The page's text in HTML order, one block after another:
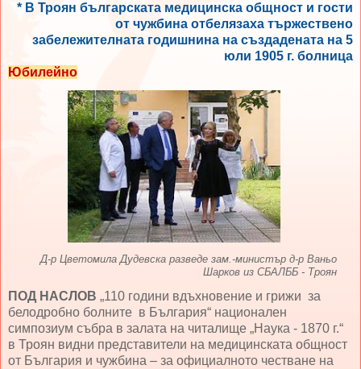
* В Троян българската медицинска общност и гости
от чужбина отбелязаха тържествено
забележителната годишнина на създадената на 5
юли 1905 г. болница
Юбилейно
Д-р Цветомила Дудевска разведе зам.-министър д-р Ваньо
Шарков из СБАЛББ - Троян
ПОД НАСЛОВ „110 години вдъхновение и грижи за
белодробно болните в България“ национален
симпозиум събра в залата на читалище „Наука - 1870 г.“
в Троян видни представители на медицинската общност
от България и чужбина – за официалното честване на